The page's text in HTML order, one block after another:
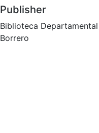
Publisher
Biblioteca
Borrero